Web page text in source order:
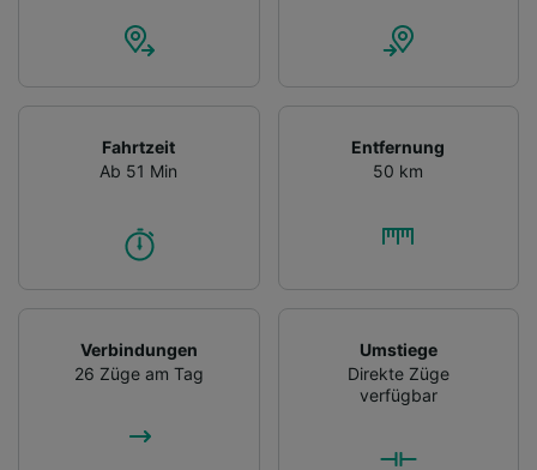
Fahrtzeit
Ab 51 Min
Entfernung
50 km
Verbindungen
26 Züge am Tag
Umstiege
Direkte Züge
verfügbar